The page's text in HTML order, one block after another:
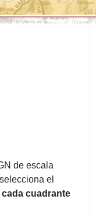
de escala
el
cuadrante